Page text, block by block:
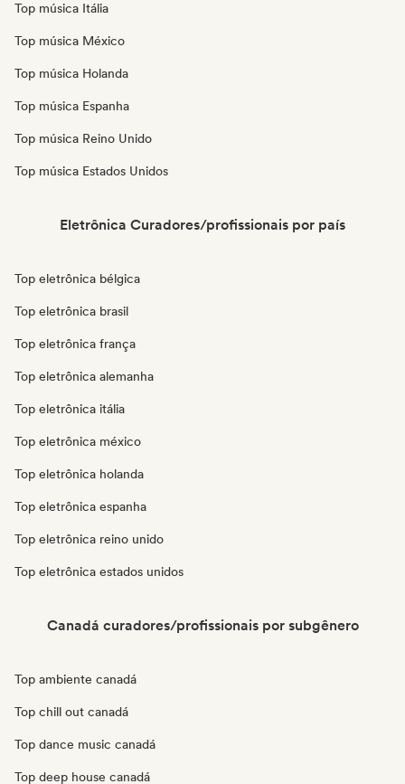
Top música Itália
Top música México
Top música Holanda
Top música Espanha
Top música Reino Unido
Top música Estados Unidos
Eletrônica Curadores/profissionais por país
Top eletrônica bélgica
Top eletrônica brasil
Top eletrônica frança
Top eletrônica alemanha
Top eletrônica itália
Top eletrônica méxico
Top eletrônica holanda
Top eletrônica espanha
Top eletrônica reino unido
Top eletrônica estados unidos
Canadá curadores/profissionais por subgênero
Top ambiente canadá
Top chill out canadá
Top dance music canadá
Top deep house canadá